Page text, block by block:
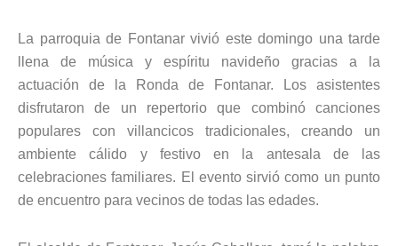
La parroquia de Fontanar vivió este domingo una tarde
llena de música y espíritu navideño gracias a la
actuación de la Ronda de Fontanar. Los asistentes
disfrutaron de un repertorio que combinó canciones
populares con villancicos tradicionales, creando un
ambiente cálido y festivo en la antesala de las
celebraciones familiares. El evento sirvió como un punto
de encuentro para vecinos de todas las edades.